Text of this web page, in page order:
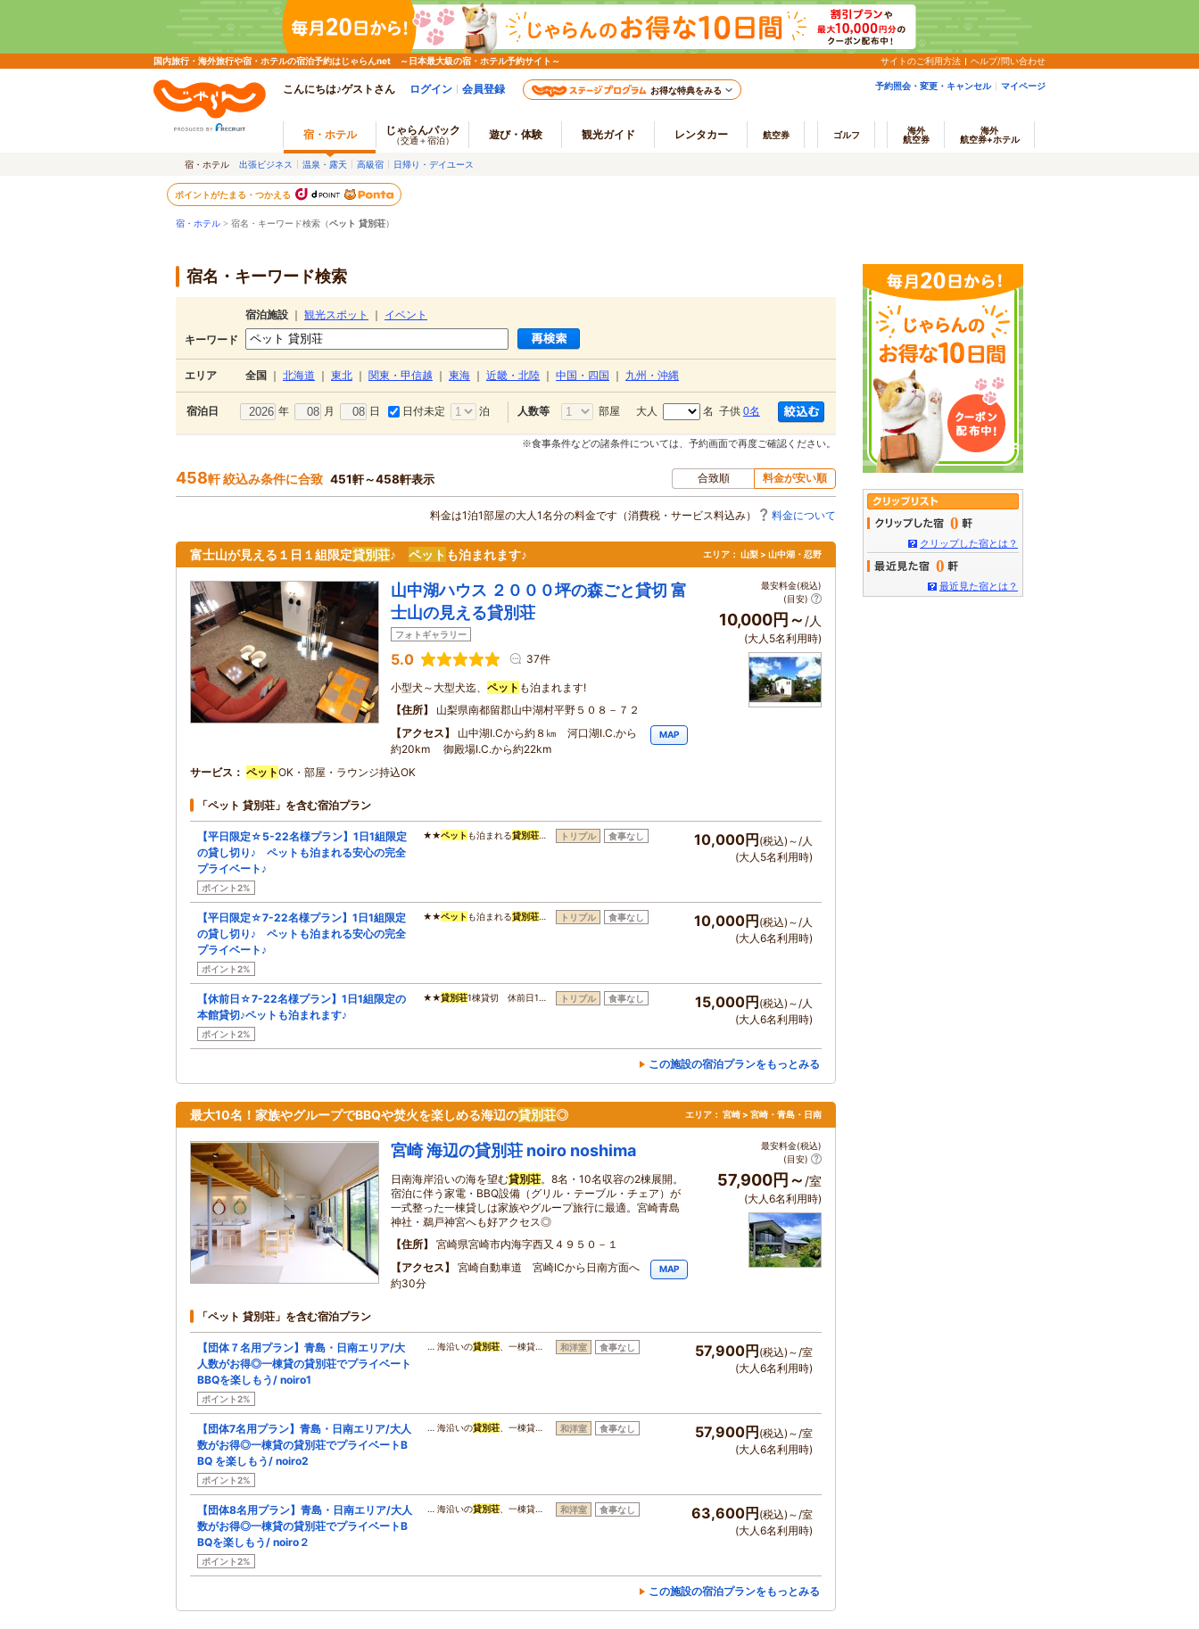
国内旅行・海外旅行や宿・ホテルの宿泊予約はじゃらんnet ～日本最大級の宿・ホテル予約サイト～ サイトのご利用方法 ヘルプ/問い合わせ
こんにちは♪ゲストさん ログイン 会員登録 お得な特典をみる 予約照会・変更・キャンセル マイページ
宿・ホテル じゃらんパック
（交通＋宿泊） 遊び・体験 観光ガイド レンタカー 航空券 ゴルフ
海外
航空券
海外
航空券+ホテル
宿・ホテル 出張ビジネス 温泉・露天 高級宿 日帰り・デイユース
ポイントがたまる・つかえる
宿・ホテル > 宿名・キーワード検索（ペット 貸別荘）
宿名・キーワード検索
宿泊施設 観光スポット
イベント
キーワード
エリア 全国 北海道 東北 関東・甲信越 東海 近畿・北陸 中国・四国 九州・沖縄
宿泊日 年 月 日 日付未定 泊 人数等 部屋 大人 名 子供 0名
※食事条件などの諸条件については、予約画面で再度ご確認ください。
458軒 絞込み条件に合致 451軒～458軒表示 合致順 料金が安い順
料金は1泊1部屋の大人1名分の料金です（消費税・サービス料込み） 料金について
富士山が見える１日１組限定貸別荘♪ ペット も泊まれます♪ エリア： 山梨 > 山中湖・忍野
山中湖ハウス ２０００坪の森ごと貸切 富
士山の見える貸別荘
フォトギャラリー
5.0 37件
小型犬～大型犬迄、 ペット も泊まれます!
住所
山梨県南都留郡山中湖村平野５０８－７２
アクセス
山中湖I.Cから約８㎞ 河口湖I.C.から
約20km 御殿場I.C.から約22km
MAP
最安料金(税込)
(目安)
10,000円～ /人
(大人5名利用時)
サービス ペットOK・部屋・ラウンジ持込OK
「ペット 貸別荘」を含む宿泊プラン
【平日限定☆5-22名様プラン】1日1組限定
の貸し切り♪ ペットも泊まれる安心の完全
プライベート♪
ポイント2%
★★ペット も泊まれる貸別荘… トリプル 食事なし 10,000円 (税込)～/人
(大人5名利用時)
【平日限定☆7-22名様プラン】1日1組限定
の貸し切り♪ ペットも泊まれる安心の完全
プライベート♪
ポイント2%
★★ペット も泊まれる貸別荘… トリプル 食事なし 10,000円 (税込)～/人
(大人6名利用時)
【休前日☆7-22名様プラン】1日1組限定の
本館貸切♪ペットも泊まれます♪
ポイント2%
★★貸別荘1棟貸切 休前日1… トリプル 食事なし 15,000円 (税込)～/人
(大人6名利用時)
この施設の宿泊プランをもっとみる
最大10名！家族やグループでBBQや焚火を楽しめる海辺の貸別荘◎ エリア： 宮崎 > 宮崎・青島・日南
宮崎 海辺の貸別荘 noiro noshima
日南海岸沿いの海を望む貸別荘。8名・10名収容の2棟展開。
宿泊に伴う家電・BBQ設備（グリル・テーブル・チェア）が
一式整った一棟貸しは家族やグループ旅行に最適。宮崎青島
神社・鵜戸神宮へも好アクセス◎
住所
宮崎県宮崎市内海字西又４９５０－１
アクセス
宮崎自動車道 宮崎ICから日南方面へ
約30分
MAP
最安料金(税込)
(目安)
57,900円～ /室
(大人6名利用時)
「ペット 貸別荘」を含む宿泊プラン
【団体７名用プラン】青島・日南エリア/大
人数がお得◎一棟貸の貸別荘でプライベート
BBQを楽しもう/ noiro1
ポイント2%
… 海沿いの貸別荘、一棟貸… 和洋室 食事なし 57,900円 (税込)～/室
(大人6名利用時)
【団体7名用プラン】青島・日南エリア/大人
数がお得◎一棟貸の貸別荘でプライベートB
BQ を楽しもう/ noiro2
ポイント2%
… 海沿いの貸別荘、一棟貸… 和洋室 食事なし 57,900円 (税込)～/室
(大人6名利用時)
【団体8名用プラン】青島・日南エリア/大人
数がお得◎一棟貸の貸別荘でプライベートB
BQを楽しもう/ noiro２
ポイント2%
… 海沿いの貸別荘、一棟貸… 和洋室 食事なし 63,600円 (税込)～/室
(大人6名利用時)
この施設の宿泊プランをもっとみる
0
クリップした宿とは？
0
最近見た宿とは？